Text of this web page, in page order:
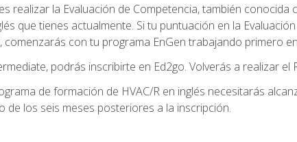
realizar la Evaluación de Competencia, también conocida
que tienes actualmente. Si tu puntuación en la
con tu programa EnGen trabajando primero
podrás inscribirte en Ed2go. Volverás a realizar el
de formación de HVAC/R en inglés necesitarás
de los seis meses posteriores a la inscripción.